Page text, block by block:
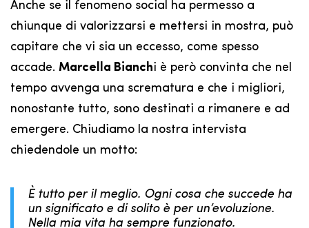
Anche se il fenomeno social ha permesso a
chiunque di valorizzarsi e mettersi in mostra, può
capitare che vi sia un eccesso, come spesso
accade. Marcella Bianchi è però convinta che nel
tempo avvenga una scrematura e che i migliori,
nonostante tutto, sono destinati a rimanere e ad
emergere. Chiudiamo la nostra intervista
chiedendole un motto:
È tutto per il meglio. Ogni cosa che succede ha
un significato e di solito è per un’evoluzione.
Nella mia vita ha sempre funzionato.